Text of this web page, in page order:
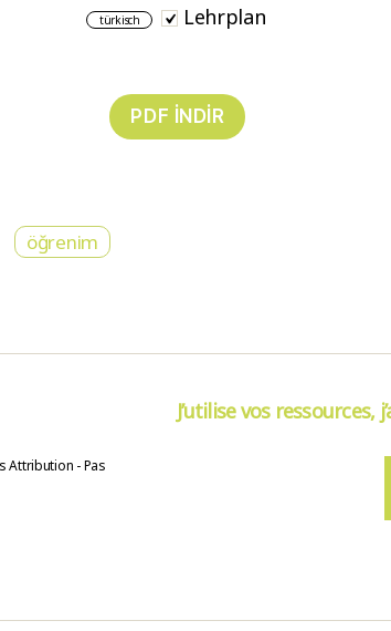
türkisch Lehrplan
öğrenim
Attribution - Pas
J’utilise vos